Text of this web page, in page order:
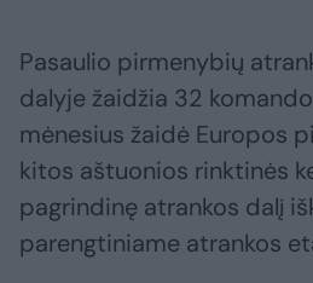
Pasaulio pirmenybių
dalyje žaidžia 32
mėnesius žaidė Europos
kitos aštuonios rinktinės
pagrindinę atrankos dalį
parengtiniame atrankos